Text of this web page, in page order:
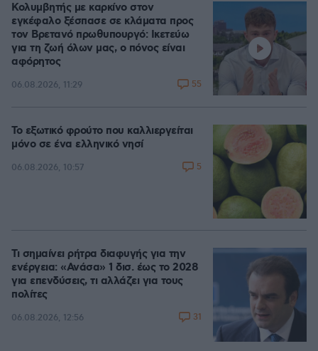
Κολυμβητής με καρκίνο στον
εγκέφαλο ξέσπασε σε κλάματα προς
τον Βρετανό πρωθυπουργό: Ικετεύω
για τη ζωή όλων μας, ο πόνος είναι
αφόρητος
06.08.2026, 11:29 55
Το εξωτικό φρούτο που καλλιεργείται
μόνο σε ένα ελληνικό νησί
06.08.2026, 10:57 5
Τι σημαίνει ρήτρα διαφυγής για την
ενέργεια: «Ανάσα» 1 δισ. έως το 2028
για επενδύσεις, τι αλλάζει για τους
πολίτες
06.08.2026, 12:56 31